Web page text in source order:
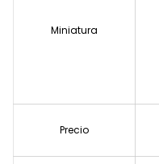
Miniatura
Precio